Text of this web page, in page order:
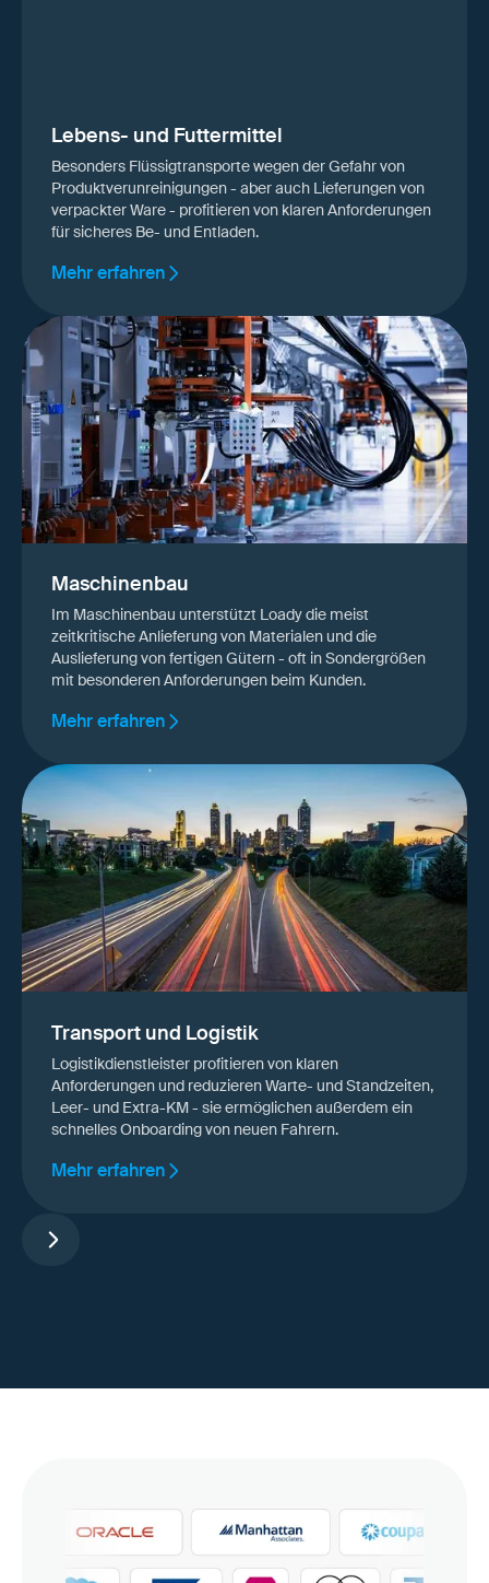
Lebens- und Futtermittel
Besonders Flüssigtransporte wegen der Gefahr von
Produktverunreinigungen - aber auch Lieferungen von
verpackter Ware - profitieren von klaren Anforderungen
für sicheres Be- und Entladen.
Mehr erfahren
Maschinenbau
Im Maschinenbau unterstützt Loady die meist
zeitkritische Anlieferung von Materialen und die
Auslieferung von fertigen Gütern - oft in Sondergrößen
mit besonderen Anforderungen beim Kunden.
Mehr erfahren
Transport und Logistik
Logistikdienstleister profitieren von klaren
Anforderungen und reduzieren Warte- und Standzeiten,
Leer- und Extra-KM - sie ermöglichen außerdem ein
schnelles Onboarding von neuen Fahrern.
Mehr erfahren